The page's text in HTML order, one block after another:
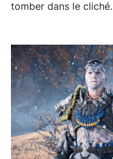
tomber dans le cliché.